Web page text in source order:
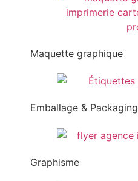
Maquette graphique
Emballage & Packaging
Graphisme